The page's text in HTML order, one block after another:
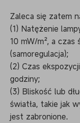
Zaleca się zatem
(1) Natężenie
10 mW/m², a
(samoregulacja);
(2) Czas
godziny;
(3) Bliskość lub
światła, takie jak
jest zabronione.